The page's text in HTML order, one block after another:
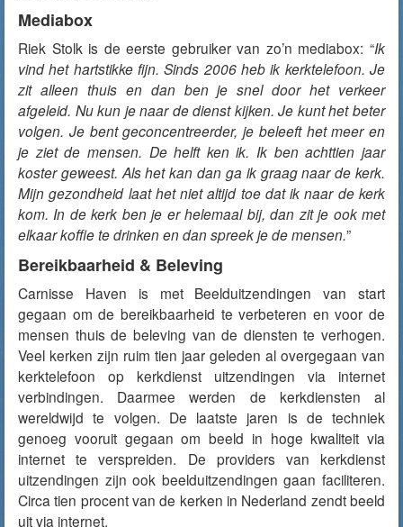
Mediabox
Riek Stolk is de eerste gebruiker van zo’n mediabox: “Ik
vind het hartstikke fijn. Sinds 2006 heb ik kerktelefoon. Je
zit alleen thuis en dan ben je snel door het verkeer
afgeleid. Nu kun je naar de dienst kijken. Je kunt het beter
volgen. Je bent geconcentreerder, je beleeft het meer en
je ziet de mensen. De helft ken ik. Ik ben achttien jaar
koster geweest. Als het kan dan ga ik graag naar de kerk.
Mijn gezondheid laat het niet altijd toe dat ik naar de kerk
kom. In de kerk ben je er helemaal bij, dan zit je ook met
elkaar koffie te drinken en dan spreek je de mensen.”
Bereikbaarheid & Beleving
Carnisse Haven is met Beelduitzendingen van start
gegaan om de bereikbaarheid te verbeteren en voor de
mensen thuis de beleving van de diensten te verhogen.
Veel kerken zijn ruim tien jaar geleden al overgegaan van
kerktelefoon op kerkdienst uitzendingen via internet
verbindingen. Daarmee werden de kerkdiensten al
wereldwijd te volgen. De laatste jaren is de techniek
genoeg vooruit gegaan om beeld in hoge kwaliteit via
internet te verspreiden. De providers van kerkdienst
uitzendingen zijn ook beelduitzendingen gaan faciliteren.
Circa tien procent van de kerken in Nederland zendt beeld
uit via internet.